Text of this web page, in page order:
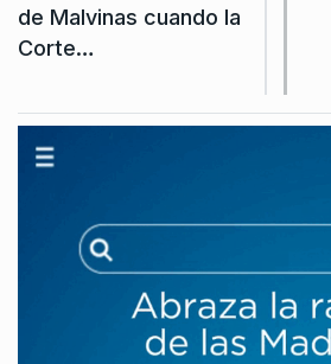
de Malvinas cuando la
Corte…